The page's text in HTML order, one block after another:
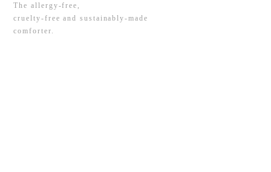
The allergy-free,
cruelty-free and sustainably-made
comforter.